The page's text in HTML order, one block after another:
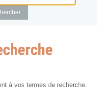
à vos termes de recherche.